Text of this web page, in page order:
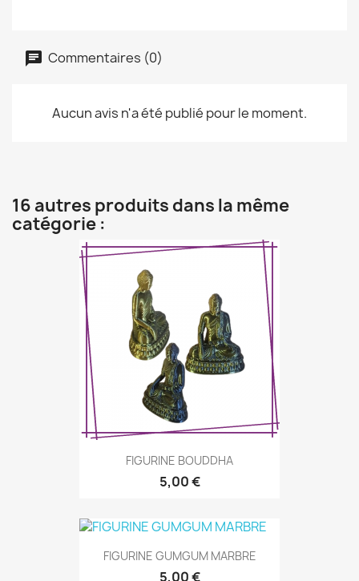
Commentaires (0)
Aucun avis n'a été publié pour le moment.
16 autres produits dans la même
catégorie :
FIGURINE BOUDDHA
5,00 €
FIGURINE GUMGUM MARBRE
5,00 €